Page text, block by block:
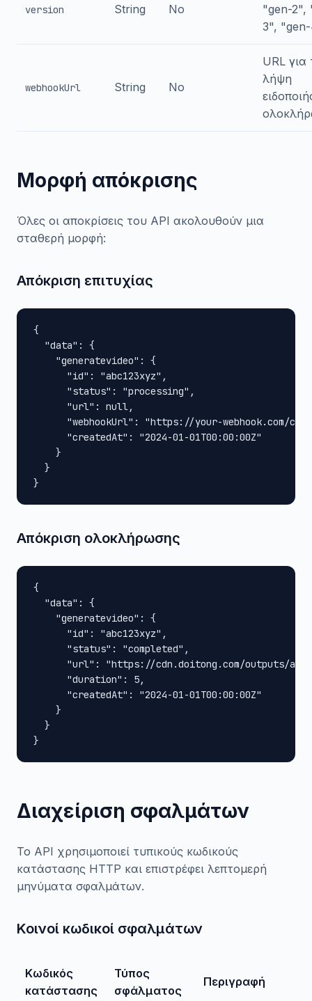
version String No
"gen-2",
3",
webhookUrl String No
URL για
λήψη
Μορφή απόκρισης
Όλες οι αποκρίσεις του API ακολουθούν μια
σταθερή μορφή:
Απόκριση επιτυχίας
{
  "data": {
    "generatevideo": {
      "id": "abc123xyz",
      "status": "processing",
      "url": null,
"webhookUrl": "https://your-webhook.com/
      "createdAt": "2024-01-01T00:00:00Z"
    }
  }
}
Απόκριση ολοκλήρωσης
{
  "data": {
    "generatevideo": {
      "id": "abc123xyz",
      "status": "completed",
"url": "https://cdn.doitong.com/outputs/
      "duration": 5,
      "createdAt": "2024-01-01T00:00:00Z"
    }
  }
}
Διαχείριση σφαλμάτων
Το API χρησιμοποιεί τυπικούς κωδικούς
κατάστασης HTTP και επιστρέφει λεπτομερή
μηνύματα σφαλμάτων.
Κοινοί κωδικοί σφαλμάτων
Κωδικός
κατάστασης
Τύπος
σφάλματος
Περιγραφή